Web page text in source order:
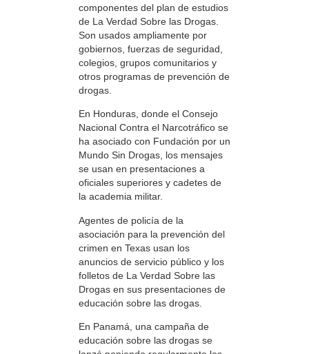
componentes del plan de estudios
de La Verdad Sobre las Drogas.
Son usados ampliamente por
gobiernos, fuerzas de seguridad,
colegios, grupos comunitarios y
otros programas de prevención de
drogas.
En Honduras, donde el Consejo
Nacional Contra el Narcotráfico se
ha asociado con Fundación por un
Mundo Sin Drogas, los mensajes
se usan en presentaciones a
oficiales superiores y cadetes de
la academia militar.
Agentes de policía de la
asociación para la prevención del
crimen en Texas usan los
anuncios de servicio público y los
folletos de La Verdad Sobre las
Drogas en sus presentaciones de
educación sobre las drogas.
En Panamá, una campaña de
educación sobre las drogas se